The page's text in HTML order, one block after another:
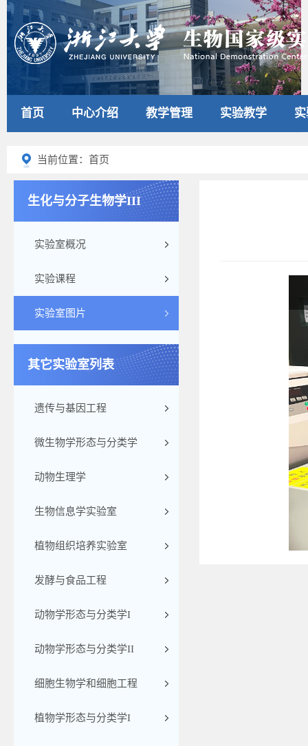
首页 中心介绍 教学管理 实验教学
当前位置：首页
生化与分子生物学III
实验室概况
实验课程
实验室图片
其它实验室列表
遗传与基因工程
微生物学形态与分类学
动物生理学
生物信息学实验室
植物组织培养实验室
发酵与食品工程
动物学形态与分类学I
动物学形态与分类学II
细胞生物学和细胞工程
植物学形态与分类学I